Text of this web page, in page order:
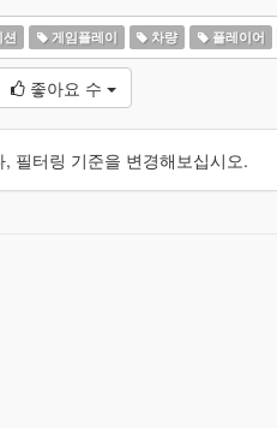
게임플레이 차량 플레이어
좋아요 수
필터링 기준을 변경해보십시오.